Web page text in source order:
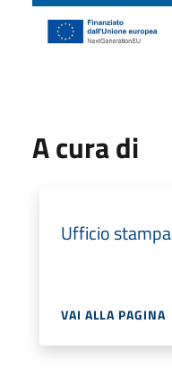
A cura di
Ufficio stampa
VAI ALLA PAGINA